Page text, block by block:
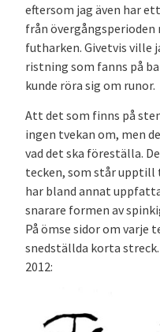
eftersom jag även har
från övergångsperioden
futharken. Givetvis ville
ristning som fanns på
kunde röra sig om runor.
Att det som finns på
ingen tvekan om, men
vad det ska föreställa.
tecken, som står upptill
har bland annat
snarare formen av
På ömse sidor om varje
snedställda korta streck.
2012: